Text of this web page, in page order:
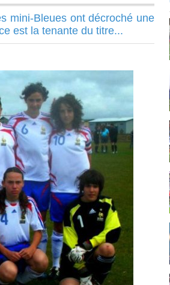
mini-Bleues ont décroché une
est la tenante du titre...